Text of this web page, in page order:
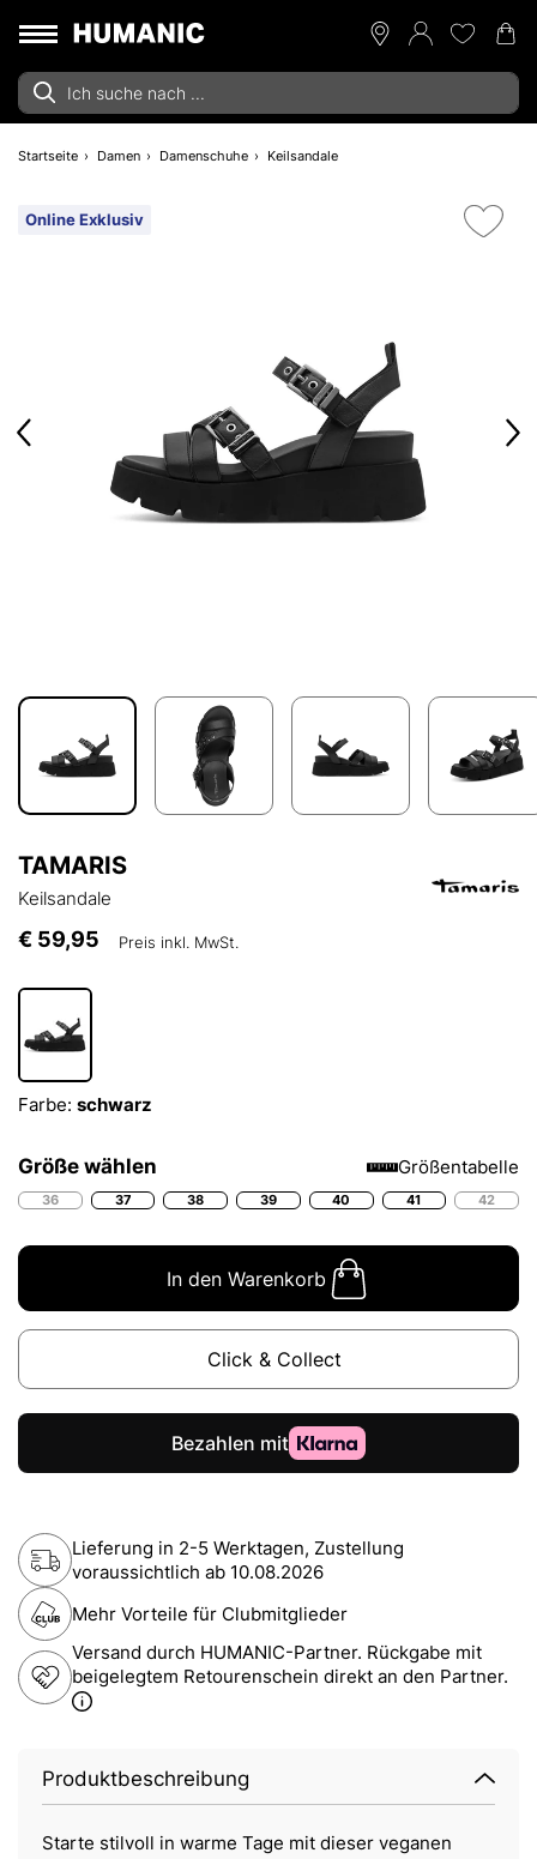
Startseite Damen Damenschuhe Keilsandale
Online Exklusiv
TAMARIS
Keilsandale
€ 59,95 Preis inkl. MwSt.
Farbe: schwarz
Größe wählen Größentabelle
36 37 38 39 40 41 42
In den Warenkorb
Click & Collect
Lieferung in 2-5 Werktagen, Zustellung
voraussichtlich ab 10.08.2026
Mehr Vorteile für Clubmitglieder
Versand durch HUMANIC-Partner. Rückgabe mit
beigelegtem Retourenschein direkt an den Partner.
Produktbeschreibung
Starte stilvoll in warme Tage mit dieser veganen